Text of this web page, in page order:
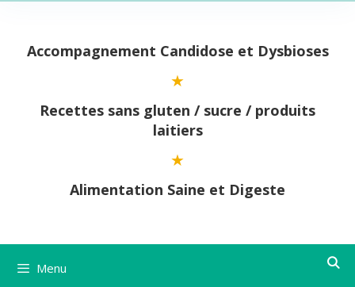
contenuAccompagnement Candidose et Dysbioses
Recettes sans gluten / sucre / produits
laitiers
Alimentation Saine et Digeste
Menu